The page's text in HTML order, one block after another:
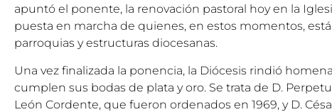
apuntó el ponente, la renovación pastoral hoy en la
puesta en marcha de quienes, en estos momentos,
parroquias y estructuras diocesanas.
Una vez finalizada la ponencia, la Diócesis rindió
cumplen sus bodas de plata y oro. Se trata de D.
León Cordente, que fueron ordenados en 1969, y D.